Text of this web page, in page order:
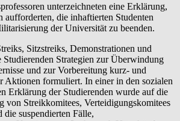
unterzeichneten eine Erklärung,
aufforderten, die inhaftierten Studenten
der Universität zu beenden.
Sitzstreiks, Demonstrationen und
Studierenden Strategien zur Überwindung
und zur Vorbereitung kurz- und
Aktionen formuliert. In einer in den sozialen
Erklärung der Studierenden wurde auf die
von Streikkomitees, Verteidigungskomitees
suspendierten Fälle,